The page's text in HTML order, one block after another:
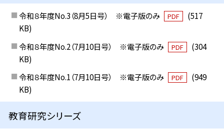
令和８年度No.3（8月5日号） ※電子版のみ PDF
(517
KB)
令和８年度No.2（7月10日号） ※電子版のみ
PDF
(304
KB)
令和８年度No.1（7月10日号） ※電子版のみ
PDF
(949
KB)
教育研究シリーズ